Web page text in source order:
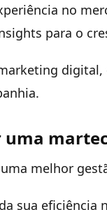
no
para o
uma
melhor
sua eficiência